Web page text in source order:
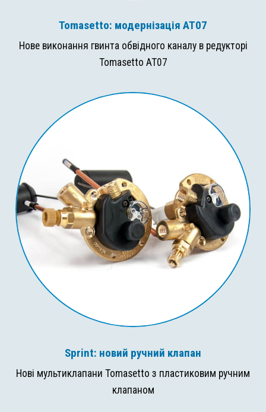
Tomasetto: модернізація AT07
Нове виконання гвинта обвідного каналу в редукторі
Tomasetto AT07
Sprint: новий ручний клапан
Нові мультиклапани Tomasetto з пластиковим ручним
клапаном